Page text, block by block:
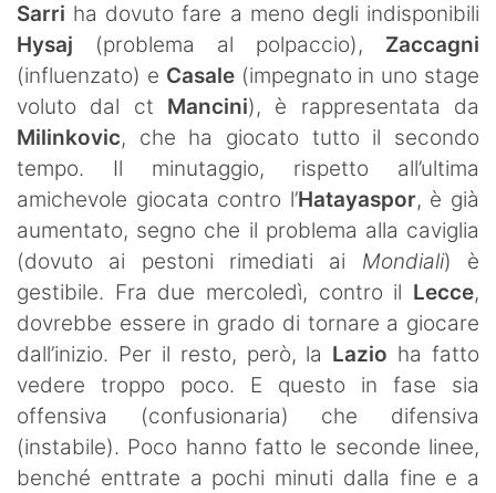
Sarri ha dovuto fare a meno degli indisponibili
Hysaj (problema al polpaccio), Zaccagni
(influenzato) e Casale(impegnato in uno stage
voluto dal ct Mancini), è rappresentata da
Milinkovic, che ha giocato tutto il secondo
tempo. Il minutaggio, rispetto all’ultima
amichevole giocata contro l’Hatayaspor, è già
aumentato, segno che il problema alla caviglia
(dovuto ai pestoni rimediati ai Mondiali) è
gestibile. Fra due mercoledì, contro il Lecce,
dovrebbe essere in grado di tornare a giocare
dall’inizio. Per il resto, però, la Lazio ha fatto
vedere troppo poco. E questo in fase sia
offensiva (confusionaria) che difensiva
(instabile). Poco hanno fatto le seconde linee,
benché enttrate a pochi minuti dalla fine e a